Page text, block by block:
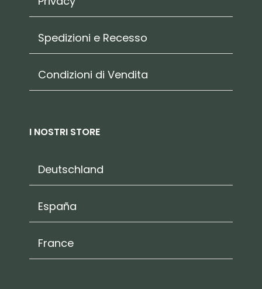
Spedizioni e Recesso
Condizioni di Vendita
I NOSTRI STORE
Deutschland
España
France